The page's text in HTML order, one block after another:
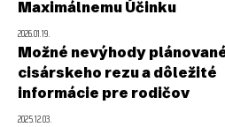
Maximálnemu Účinku
2026.01.19.
Možné nevýhody
cisárskeho rezu a dôležité
informácie pre rodičov
2025.12.03.